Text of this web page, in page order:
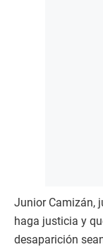
Junior Camizán,
haga justicia y
desaparición